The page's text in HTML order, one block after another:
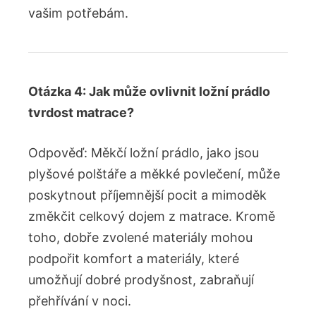
vašim potřebám.
Otázka 4: Jak může ovlivnit ložní prádlo
tvrdost matrace?
Odpověď: Měkčí ložní prádlo, jako jsou
plyšové polštáře a měkké povlečení, může
poskytnout příjemnější pocit a mimoděk
změkčit celkový dojem z matrace. Kromě
toho, dobře zvolené materiály mohou
podpořit komfort a materiály, které
umožňují dobré prodyšnost, zabraňují
přehřívání v noci.